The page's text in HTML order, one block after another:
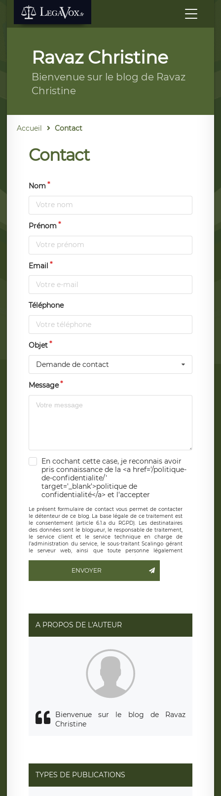
Ravaz Christine
Bienvenue sur le blog de Ravaz
Christine
Accueil Contact
Contact
Nom
Prénom
Email
Téléphone
Objet
Demande de contact
Message
En cochant cette case, je reconnais avoir
pris connaissance de la <a href='/politique-
de-confidentialite/'
target='_blank'>politique de
confidentialité</a> et l'accepter
Le présent formulaire de contact vous permet de contacter
le détenteur de ce blog. La base légale de ce traitement est
le consentement (article 6.1.a du RGPD). Les destinataires
des données sont le blogueur, le responsable de traitement,
le service client et le service technique en charge de
l’administration du service, le sous-traitant Scalingo gérant
le serveur web, ainsi que toute personne légalement
autorisée. Le formulaire de contact à destination du
basé en France et offrant des
clauses de protection
limitation du traitement relatif à vos données à caractère
données. Vous pouvez exercer ces droits auprès du délégué
de traitement est la société LÉGAVOX, sis 9 rue Léopold
Sédar Senghor, joignable à l’adresse mail :
responsabledetraitement@legavox.fr. Vous avez également
le droit d’introduire une réclamation auprès d’une autorité
ENVOYER
A PROPOS DE L'AUTEUR
Bienvenue sur le blog de Ravaz
Christine
TYPES DE PUBLICATIONS